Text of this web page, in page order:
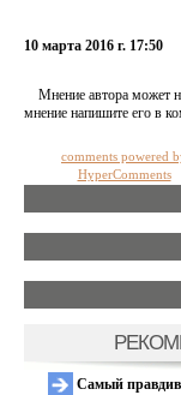
10 марта 2016 г. 17:50
Мнение автора может
мнение напишите его в
comments powered
HyperComments
Самый